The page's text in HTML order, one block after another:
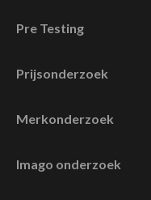
Pre Testing
Prijsonderzoek
Merkonderzoek
Imago onderzoek